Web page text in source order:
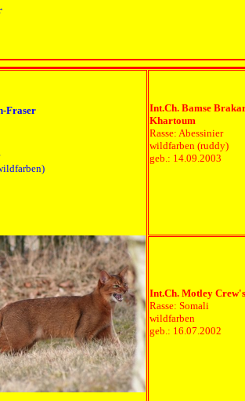
Fraser
Int.Ch. Bamse
Khartoum
Rasse: Abessinier
wildfarben (ruddy)
geb.: 14.09.2003
Int.Ch. Motley
Rasse: Somali
wildfarben
geb.: 16.07.2002